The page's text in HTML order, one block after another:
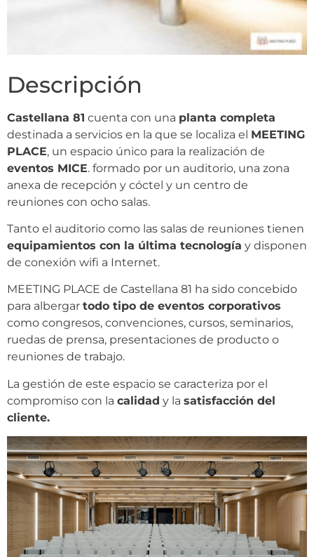
Descripción
Castellana 81 cuenta con una planta completa
destinada a servicios en la que se localiza el MEETING
PLACE, un espacio único para la realización de
eventos MICE. formado por un auditorio, una zona
anexa de recepción y cóctel y un centro de
reuniones con ocho salas.
Tanto el auditorio como las salas de reuniones tienen
equipamientos con la última tecnología y disponen
de conexión wifi a Internet.
MEETING PLACE de Castellana 81 ha sido concebido
para albergar todo tipo de eventos corporativos
como congresos, convenciones, cursos, seminarios,
ruedas de prensa, presentaciones de producto o
reuniones de trabajo.
La gestión de este espacio se caracteriza por el
compromiso con la calidad y la satisfacción del
cliente.